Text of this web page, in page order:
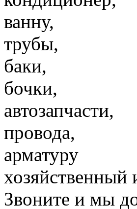
ванну,
трубы,
баки,
бочки,
автозапчасти,
провода,
арматуру
хозяйственный
Звоните и мы